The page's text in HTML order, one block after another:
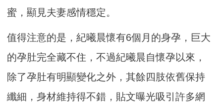
蜜，顯見夫妻感情穩定。
值得注意的是，紀曦晨懷有6個月的身孕，巨大
的孕肚完全藏不住，不過紀曦晨自懷孕以來，
除了孕肚有明顯變化之外，其餘四肢依舊保持
纖細，身材維持得不錯，貼文曝光吸引許多網